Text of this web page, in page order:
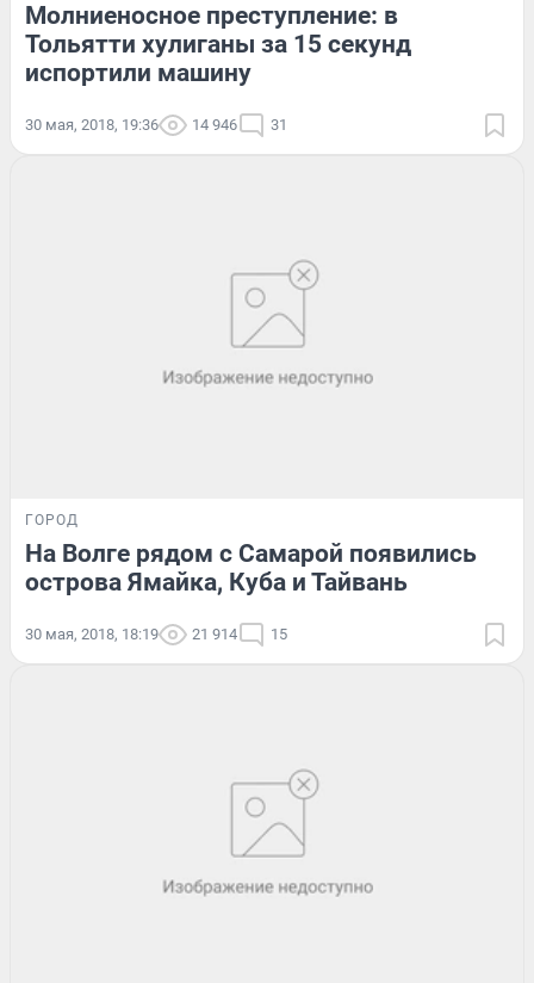
Молниеносное преступление: в
Тольятти хулиганы за 15 секунд
испортили машину
30 мая, 2018, 19:36 14 946 31
ГОРОД
На Волге рядом с Самарой появились
острова Ямайка, Куба и Тайвань
30 мая, 2018, 18:19 21 914 15